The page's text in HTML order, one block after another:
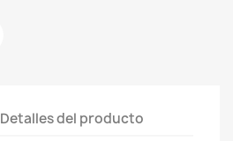
Detalles del producto